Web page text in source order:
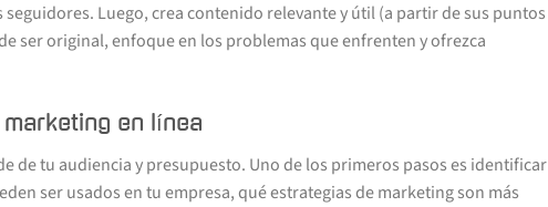
Luego, crea contenido relevante y útil (a partir de sus puntos
ser original, enfoque en los problemas que enfrenten y ofrezca
en línea
de tu audiencia y presupuesto. Uno de los primeros pasos es identificar
ser usados en tu empresa, qué estrategias de marketing son más